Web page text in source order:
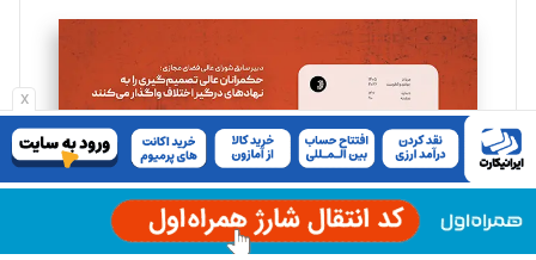
x
تحریریه
سروش کرمیان
تحریریه
مینا پاکدل
تحریریه